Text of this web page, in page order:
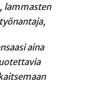
lammasten
aina